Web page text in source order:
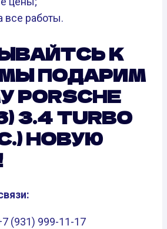
все работы.
К
ПОДАРИМ
PORSCHE
3.4 TURBO
НОВУЮ
(931) 999-11-17